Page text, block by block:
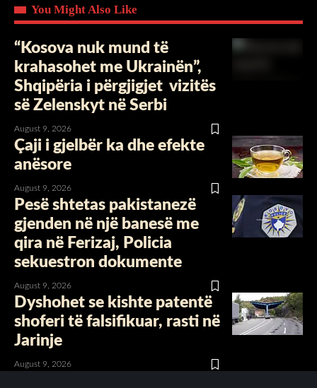
You Might Also Like
“Kosova nuk mund të
krahasohet me Ukrainën”,
Shqipëria i përgjigjet vizitës
së Zelenskyt në Serbi
August 9, 2026
Çaji i gjelbër ka dhe efekte
anësore
August 9, 2026
Pesë shtetas pakistanezë
gjenden në një banesë me
qira në Ferizaj, Policia
sekuestron dokumente
August 9, 2026
Dyshohet se kishte patentë
shoferi të falsifikuar, rasti në
Jarinje
August 9, 2026